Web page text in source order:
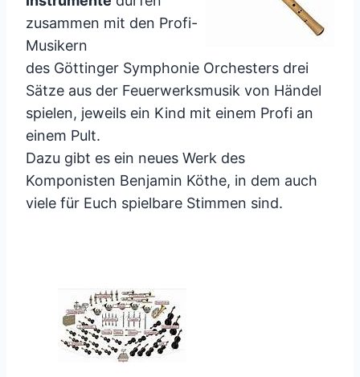
zusammen mit den Profi-
Musikern
des Göttinger Symphonie Orchesters drei
Sätze aus der Feuerwerksmusik von Händel
spielen, jeweils ein Kind mit einem Profi an
einem Pult.
Dazu gibt es ein neues Werk des
Komponisten Benjamin Köthe, in dem auch
viele für Euch spielbare Stimmen sind.